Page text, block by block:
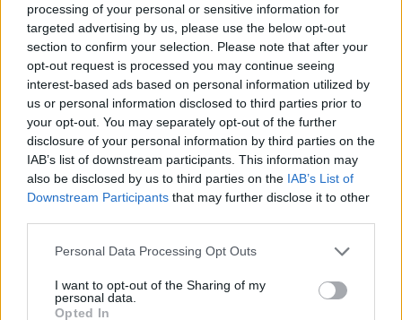
processing of your personal or sensitive information for
targeted advertising by us, please use the below opt-out
section to confirm your selection. Please note that after your
opt-out request is processed you may continue seeing
interest-based ads based on personal information utilized by
us or personal information disclosed to third parties prior to
your opt-out. You may separately opt-out of the further
disclosure of your personal information by third parties on the
IAB’s list of downstream participants. This information may
also be disclosed by us to third parties on the IAB’s List of
Downstream Participants that may further disclose it to other
Personal Data Processing Opt Outs
I want to opt-out of the Sharing of my
personal data.
Opted In
V pěti zemích Amazonie zatkli stovky lidí kvůli
environmentální kriminalitě
5.8.2026 10:34 | BOGOTÁ (ČTK)
Policisté v pěti zemích ležících
v Amazonii pozatýkali stovky
lidí a zabavili dřevo, minerály i
zvířata v hodnotě přes 280
milionů dolarů (kolem 5,9
miliard korun) při jednom z největších koordinovaných zásahů
proti environmentální kriminalitě v největším deštném pralese
světa. Napsala to agentura AP, podle níž se do operace nazvané
Potok Bylanka v Pardubicích vyschl. Městský obvod